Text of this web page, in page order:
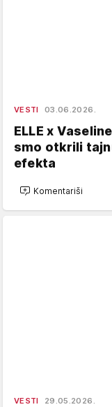
VESTI 03.06.2026.
ELLE x
smo otkrili
efekta
Komentariši
VESTI 29.05.2026.